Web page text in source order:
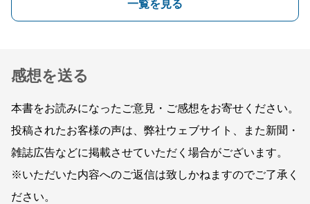
一覧を見る
感想を送る
本書をお読みになったご意見・ご感想をお寄せください。
投稿されたお客様の声は、弊社ウェブサイト、また新聞・
雑誌広告などに掲載させていただく場合がございます。
※いただいた内容へのご返信は致しかねますのでご了承く
ださい。